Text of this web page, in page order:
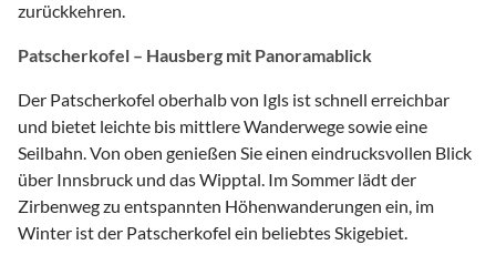
zurückkehren.
Patscherkofel – Hausberg mit Panoramablick
Der Patscherkofel oberhalb von Igls ist schnell erreichbar
und bietet leichte bis mittlere Wanderwege sowie eine
Seilbahn. Von oben genießen Sie einen eindrucksvollen Blick
über Innsbruck und das Wipptal. Im Sommer lädt der
Zirbenweg zu entspannten Höhenwanderungen ein, im
Winter ist der Patscherkofel ein beliebtes Skigebiet.